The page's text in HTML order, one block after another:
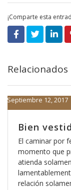
¡Comparte esta
Relacionados
Bien
Septiembre 12, 2017
El caminar por
momento que
atienda
relación